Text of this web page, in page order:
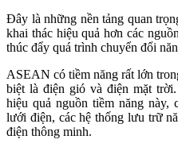
Đây là những nền tảng quan
khai thác hiệu quả hơn các
thúc đẩy quá trình chuyển đổi
ASEAN có tiềm năng rất lớn
biệt là điện gió và điện mặt
hiệu quả nguồn tiềm năng này,
lưới điện, các hệ thống lưu trữ
điện thông minh.